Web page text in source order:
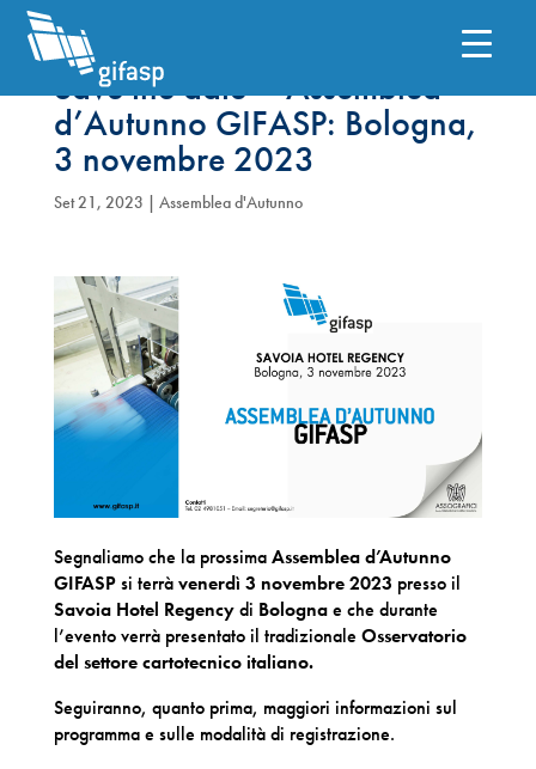
Save the date – Assemblea
d’Autunno GIFASP: Bologna,
3 novembre 2023
Set 21, 2023 | Assemblea d'Autunno
Segnaliamo che la prossimaAssemblea d’Autunno
GIFASPsi terràvenerdì 3 novembre 2023 presso il
Savoia Hotel Regencydi Bolognae che durante
l’evento verrà presentato il tradizionale Osservatorio
del settore cartotecnico italiano.
Seguiranno, quanto prima, maggiori informazioni sul
programma e sulle modalità di registrazione.